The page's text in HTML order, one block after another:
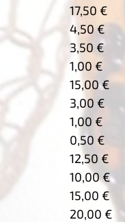
17,50 €
4,50 €
3,50 €
1,00 €
15,00 €
3,00 €
1,00 €
0,50 €
12,50 €
10,00 €
15,00 €
20,00 €